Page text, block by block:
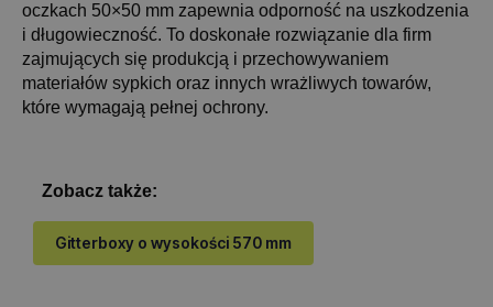
oczkach 50×50 mm zapewnia odporność na uszkodzenia
i długowieczność. To doskonałe rozwiązanie dla firm
zajmujących się produkcją i przechowywaniem
materiałów sypkich oraz innych wrażliwych towarów,
które wymagają pełnej ochrony.
Zobacz także:
Gitterboxy o wysokości 570 mm